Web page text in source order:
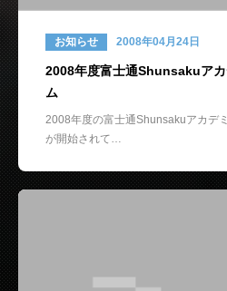
お知らせ 2008年04月24日
2008年度富士通Shunsakuア
ム
2008年度の富士通Shunsakuアカデ
が開始されて…